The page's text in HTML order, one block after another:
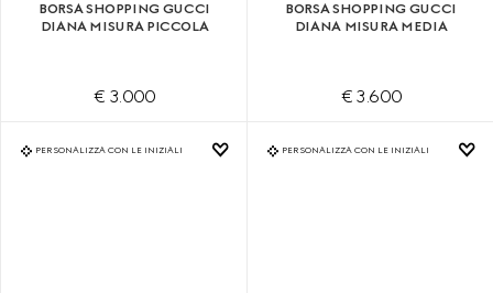
BORSA SHOPPING GUCCI
DIANA MISURA PICCOLA
€ 3.000
BORSA SHOPPING GUCCI
DIANA MISURA MEDIA
€ 3.600
PERSONALIZZA CON LE INIZIALI PERSONALIZZA CON LE INIZIALI